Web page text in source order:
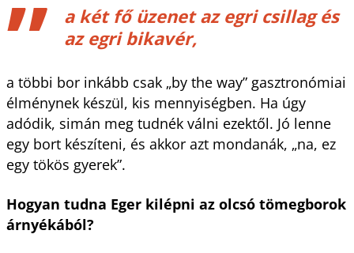
a két fő üzenet az egri csillag és
az egri bikavér,
a többi bor inkább csak „by the way” gasztronómiai
élménynek készül, kis mennyiségben. Ha úgy
adódik, simán meg tudnék válni ezektől. Jó lenne
egy bort készíteni, és akkor azt mondanák, „na, ez
egy tökös gyerek”.
Hogyan tudna Eger kilépni az olcsó tömegborok
árnyékából?